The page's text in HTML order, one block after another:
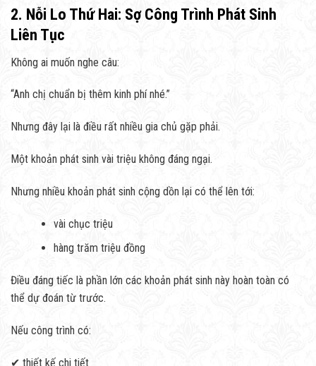
2. Nỗi Lo Thứ Hai: Sợ Công Trình Phát Sinh
Liên Tục
Không ai muốn nghe câu:
“Anh chị chuẩn bị thêm kinh phí nhé.”
Nhưng đây lại là điều rất nhiều gia chủ gặp phải.
Một khoản phát sinh vài triệu không đáng ngại.
Nhưng nhiều khoản phát sinh cộng dồn lại có thể lên tới:
vài chục triệu
hàng trăm triệu đồng
Điều đáng tiếc là phần lớn các khoản phát sinh này hoàn toàn có
thể dự đoán từ trước.
Nếu công trình có:
✔ thiết kế chi tiết